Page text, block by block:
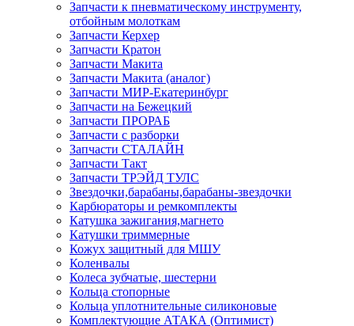
Запчасти к пневматическому инструменту,
отбойным молоткам
Запчасти Керхер
Запчасти Кратон
Запчасти Макита
Запчасти Макита (аналог)
Запчасти МИР-Екатеринбург
Запчасти на Бежецкий
Запчасти ПРОРАБ
Запчасти с разборки
Запчасти СТАЛАЙН
Запчасти Такт
Запчасти ТРЭЙД ТУЛС
Звездочки,барабаны,барабаны-звездочки
Карбюраторы и ремкомплекты
Катушка зажигания,магнето
Катушки триммерные
Кожух защитный для МШУ
Коленвалы
Колеса зубчатые, шестерни
Кольца стопорные
Кольца уплотнительные силиконовые
Комплектующие АТАКА (Оптимист)